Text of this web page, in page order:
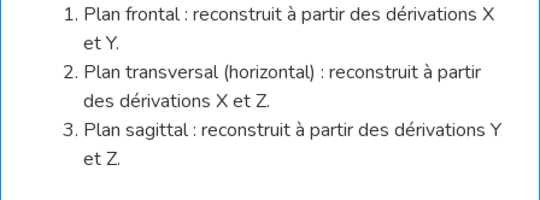
Plan frontal : reconstruit à partir des dérivations X
et Y.
Plan transversal (horizontal) : reconstruit à partir
des dérivations X et Z.
Plan sagittal : reconstruit à partir des dérivations Y
et Z.